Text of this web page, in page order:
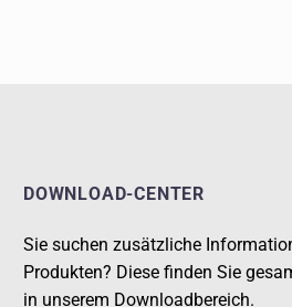
DOWNLOAD-CENTER
Sie suchen zusätzliche
Produkten? Diese finden Sie
in unserem Downloadbereich.